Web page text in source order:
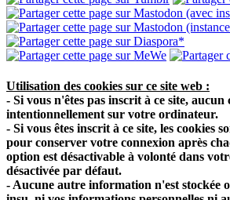
Utilisation des cookies sur ce site web :
- Si vous n'êtes pas inscrit à ce site, aucun
intentionnellement sur votre ordinateur.
- Si vous êtes inscrit à ce site, les cookies
pour conserver votre connexion après
option est désactivable à volonté dans
désactivée par défaut.
- Aucune autre information n'est stockée